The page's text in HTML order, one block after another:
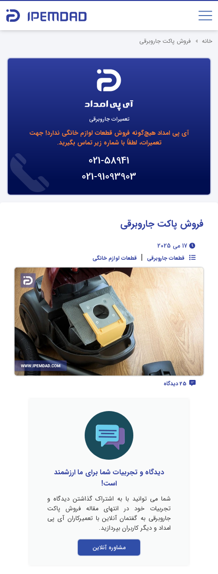
خانه فروش پاکت جاروبرقی
تعمیرات جاروبرقی
آی پی امداد هیچ‌گونه فروش قطعات لوازم خانگی ندارد! جهت
تعمیرات، لطفاً با شماره زیر تماس بگیرید.
021-58941
021-91093903
فروش پاکت جاروبرقی
قطعات جاروبرقی | قطعات لوازم خانگی
دیدگاه و تجربیات شما برای ما ارزشمند
است!
شما می توانید با به اشتراک گذاشتن دیدگاه و
تجربیات خود در انتهای مقاله فروش پاکت
جاروبرقی به گفتمان آنلاین با تعمیرکاران آی پی
امداد و دیگر کاربران بپردازید.
مشاوره آنلاین